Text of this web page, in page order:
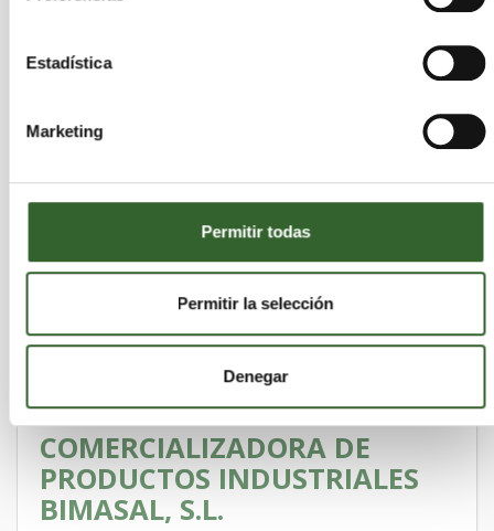
Estadística
Marketing
Permitir todas
Permitir la selección
Denegar
AMBAR HONDAKIN, S.L.
Álava,Guipúzcoa,Burgos,Cantabria
EUSKOBAT, S.L.
Iruña Oka/Iruña de Oca | Trabaja enÁlava
COMERCIALIZADORA DE
PRODUCTOS INDUSTRIALES
BIMASAL, S.L.